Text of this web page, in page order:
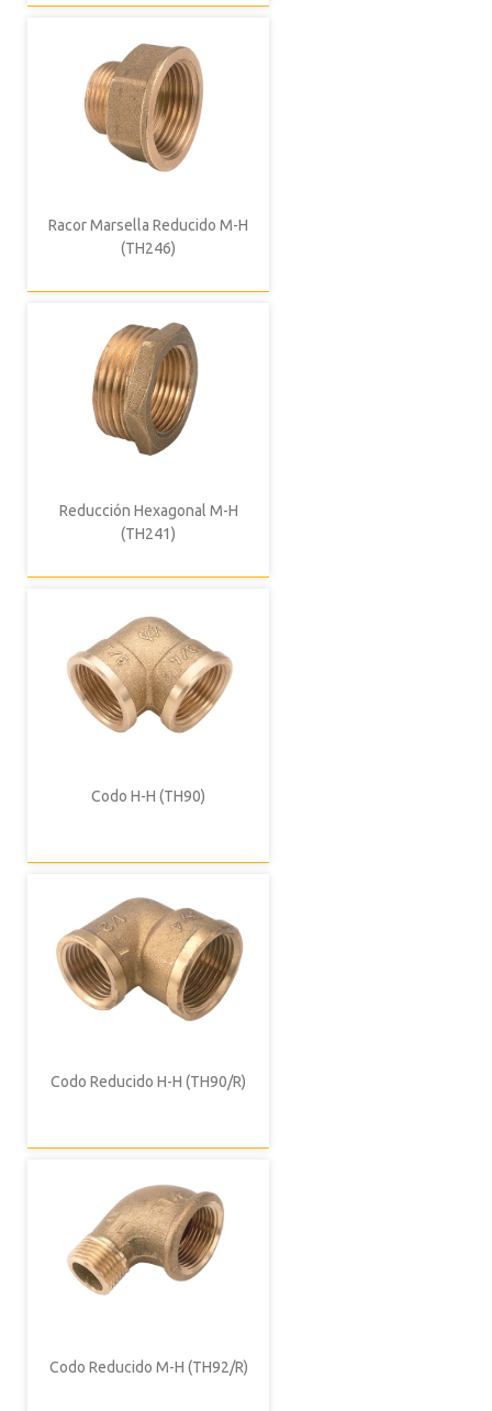
Racor Marsella Reducido M-H
(TH246)
Reducción Hexagonal M-H
(TH241)
Codo H-H (TH90)
Codo Reducido H-H (TH90/R)
Codo Reducido M-H (TH92/R)